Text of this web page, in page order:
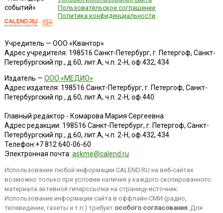
событий»
Пользовательское соглашение
Политика конфиденциальности
Учредитель — ООО «Квантор»
Адрес учредителя: 198516 Санкт-Петербург, г. Петергоф, Санкт-
Петербургский пр., д.60, лит.А, ч.п. 2-Н, оф.432, 434
Издатель — ООО «МЕДИО»
Адрес издателя: 198516 Санкт-Петербург, г. Петергоф, Санкт-
Петербургский пр., д.60, лит.А, ч.п. 2-Н, оф.440
Главный редактор - Комарова Мария Сергеевна
Адрес редакции: 198516 Санкт-Петербург, г. Петергоф, Санкт-
Петербургский пр., д.60, лит.А, ч.п. 2-Н, оф.432, 434
Телефон:+7 812 640-06-60
Электронная почта: askme@calend.ru
Использование любой информации CALEND.RU на веб-сайтах
возможно только при условии наличия у каждого скопированного
материала активной гиперссылки на страницу-источник.
Использование информации сайта в оффлайн-СМИ (радио,
телевидение, газеты и т.п.) требует особого согласования. Для